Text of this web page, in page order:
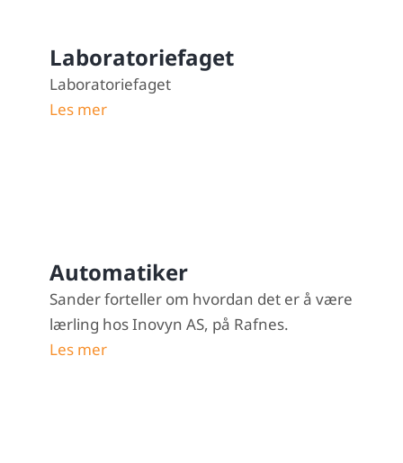
Laboratoriefaget
Laboratoriefaget
Les mer
Automatiker
Sander forteller om hvordan det er å være
lærling hos Inovyn AS, på Rafnes.
Les mer